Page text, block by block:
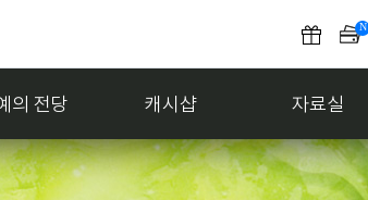
N
의 전당 캐시샵 자료실